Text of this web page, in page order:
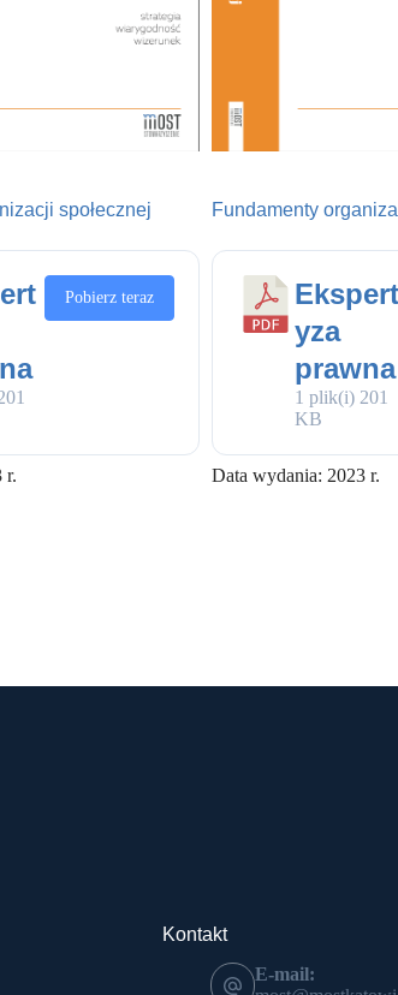
społecznej
Pobierz teraz
r.
Fundamenty
Ekspert
yza
prawna
1 plik(i) 201
KB
Data wydania: 2023 r.
Kontakt
E-mail: